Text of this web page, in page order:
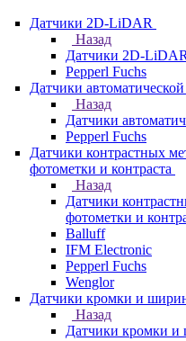
Датчики 2D-LiDAR
Назад
Датчики 2D-LiDAR
Pepperl Fuchs
Датчики
Назад
Датчики
Pepperl Fuchs
Датчики контрастных
фотометки и контраста
Назад
Датчики
фотометки и
Balluff
IFM Electronic
Pepperl Fuchs
Wenglor
Датчики кромки и
Назад
Датчики кромки